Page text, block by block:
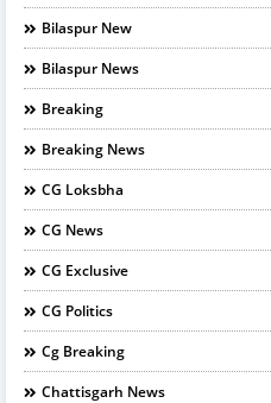
Bilaspur New
Bilaspur News
Breaking
Breaking News
CG Loksbha
CG News
CG Exclusive
CG Politics
Cg Breaking
Chattisgarh News